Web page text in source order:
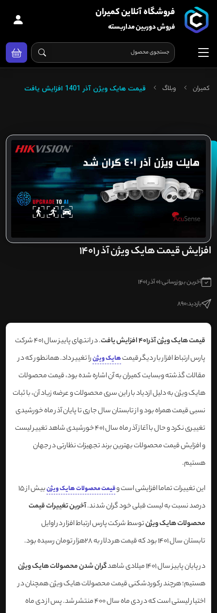
فروشگاه آنلاین کمیران
فروش دوربین مداربسته
کمیران وبلاگ قیمت هایک ویژن آذر 1401 افزایش یافت
افزایش قیمت هایک ویژن آذر 1401
آخرین بروزرسانی:01 آذر 1401
بازدید:890
قیمت هایک ویژن آذر401 افزایش یافت
. در انتهای پاییز سال 401 شرکت
پارس ارتباط افزار بار دیگر قیمتهایک ویژنرا تغییر داد. همانطور که در
مقالات گذشته وبسایت کمیران به آن اشاره شده بود، قیمت محصولات
هایک ویژن به دلیل ازدیاد بار این سری محصولات و عرضه زیاد آن، با ثبات
نسبی قیمت همراه بود و از تابستان سال جاری تا پایان آذر ماه خورشیدی
تغییری نکرد و حال با آغاز آذر ماه سال 401 خورشیدی شاهد تغییر لیست
و افزایش قیمت محصولات بهترین برند تجهیزات نظارتی در جهان
هستیم.
این تغییرات تماما افزایشی است وقیمت محصولات هایک ویژن
بیش از 15
درصد نسبت به لیست قبلی خود گران شدند.آخرین تغییرات قیمت
محصولات هایک ویژنتوسط شرکت پارس ارتباط افزار در اوایل
تابستان سال 1401 بود که قیمت هر دلار به 28هزار تومان رسیده بود.
در پایان پاییز سال 1401 میلادی شاهد
گران شدن محصولات هایک ویژن
هستیم؛ هرچند رکوردشکنی قیمت محصولات هایک ویژن همچنان در
اختیار لیستی است که در دی ماه سال 400 منتشر شد. پس از دی ماه